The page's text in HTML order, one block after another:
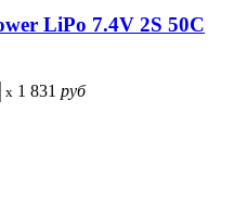
LiPo 7.4V 2S 50C
x 1 831 руб